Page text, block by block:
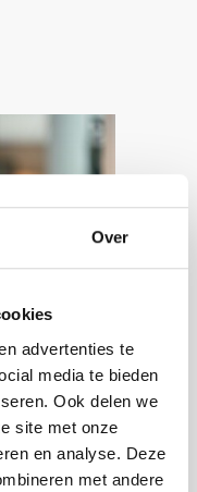
Over
advertenties te
media te bieden
Ook delen we
site met onze
en analyse. Deze
met andere